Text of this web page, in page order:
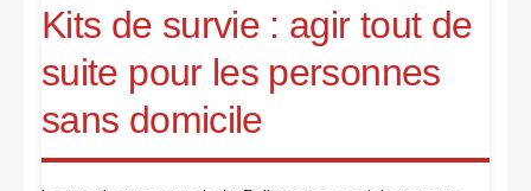
Kits de survie : agir tout de
suite pour les personnes
sans domicile